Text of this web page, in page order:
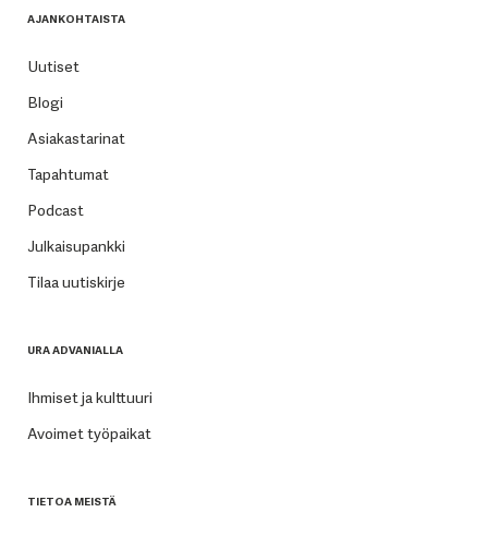
AJANKOHTAISTA
Uutiset
Blogi
Asiakastarinat
Tapahtumat
Podcast
Julkaisupankki
Tilaa uutiskirje
URA ADVANIALLA
Ihmiset ja kulttuuri
Avoimet työpaikat
TIETOA MEISTÄ